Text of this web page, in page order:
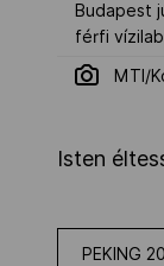
Budapest
férfi
MTI/
Isten
PEKING